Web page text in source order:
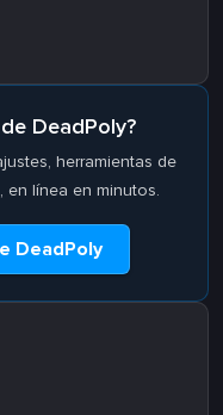
DeadPoly?
herramientas de
en línea en minutos.
DeadPoly